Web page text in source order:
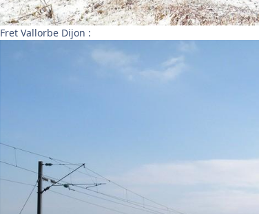
Fret Vallorbe Dijon :